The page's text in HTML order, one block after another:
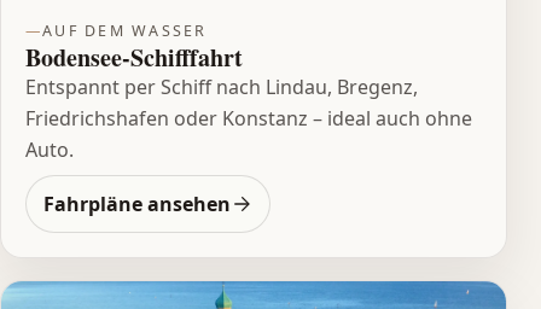
AUF DEM WASSER
Bodensee-Schifffahrt
Entspannt per Schiff nach Lindau, Bregenz,
Friedrichshafen oder Konstanz – ideal auch ohne
Auto.
Fahrpläne ansehen